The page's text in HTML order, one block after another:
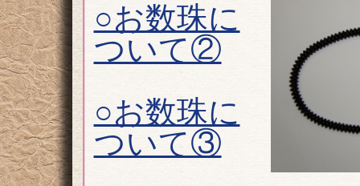
○お数珠に
ついて②
○お数珠に
ついて③